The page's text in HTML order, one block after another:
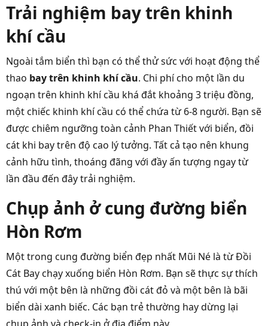
Trải nghiệm bay trên khinh
khí cầu
Ngoài tắm biển thì bạn có thể thử sức với hoạt động thể
thao bay trên khinh khí cầu. Chi phí cho một lần du
ngoạn trên khinh khí cầu khá đắt khoảng 3 triệu đồng,
một chiếc khinh khí cầu có thể chứa từ 6-8 người. Bạn sẽ
được chiêm ngưỡng toàn cảnh Phan Thiết với biển, đồi
cát khi bay trên độ cao lý tưởng. Tất cả tạo nên khung
cảnh hữu tình, thoáng đãng với đầy ấn tượng ngay từ
lần đầu đến đây trải nghiệm.
Chụp ảnh ở cung đường biển
Hòn Rơm
Một trong cung đường biển đẹp nhất Mũi Né là từ Đồi
Cát Bay chạy xuống biển Hòn Rơm. Bạn sẽ thực sự thích
thú với một bên là những đồi cát đỏ và một bên là bãi
biển dài xanh biếc. Các bạn trẻ thường hay dừng lại